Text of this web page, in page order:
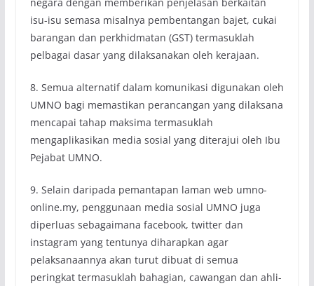
negara dengan memberikan penjelasan berkaitan
isu-isu semasa misalnya pembentangan bajet, cukai
barangan dan perkhidmatan (GST) termasuklah
pelbagai dasar yang dilaksanakan oleh kerajaan.
8. Semua alternatif dalam komunikasi digunakan oleh
UMNO bagi memastikan perancangan yang dilaksana
mencapai tahap maksima termasuklah
mengaplikasikan media sosial yang diterajui oleh Ibu
Pejabat UMNO.
9. Selain daripada pemantapan laman web umno-
online.my, penggunaan media sosial UMNO juga
diperluas sebagaimana facebook, twitter dan
instagram yang tentunya diharapkan agar
pelaksanaannya akan turut dibuat di semua
peringkat termasuklah bahagian, cawangan dan ahli-